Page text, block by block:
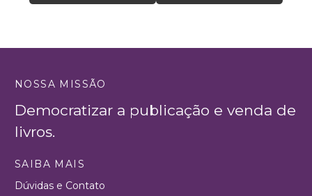
NOSSA MISSÃO
Democratizar a publicação e venda de
livros.
SAIBA MAIS
Dúvidas e Contato